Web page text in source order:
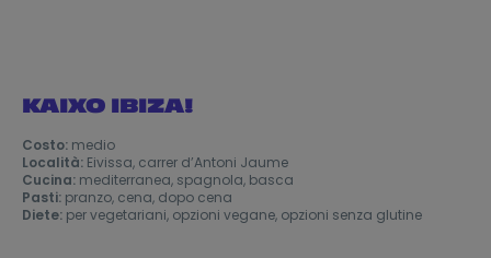
KAIXO IBIZA!
Costo: medio
Località: Eivissa, carrer d’Antoni Jaume
Cucina: mediterranea, spagnola, basca
Pasti: pranzo, cena, dopo cena
Diete: per vegetariani, opzioni vegane, opzioni senza glutine